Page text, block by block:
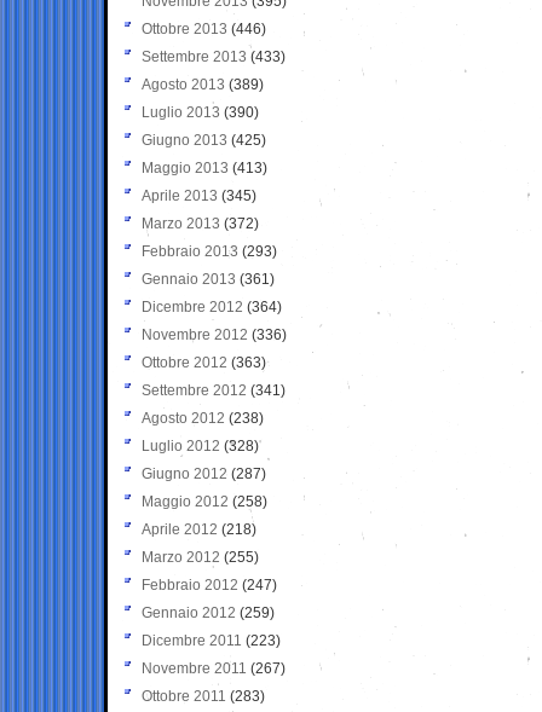
Ottobre 2013 (446)
Settembre 2013 (433)
Agosto 2013 (389)
Luglio 2013 (390)
Giugno 2013 (425)
Maggio 2013 (413)
Aprile 2013 (345)
Marzo 2013 (372)
Febbraio 2013 (293)
Gennaio 2013 (361)
Dicembre 2012 (364)
Novembre 2012 (336)
Ottobre 2012 (363)
Settembre 2012 (341)
Agosto 2012 (238)
Luglio 2012 (328)
Giugno 2012 (287)
Maggio 2012 (258)
Aprile 2012 (218)
Marzo 2012 (255)
Febbraio 2012 (247)
Gennaio 2012 (259)
Dicembre 2011 (223)
Novembre 2011 (267)
Ottobre 2011 (283)